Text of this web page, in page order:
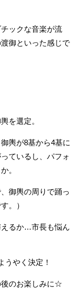
ックな音楽が流
御といった感じで
を選定。
輿が8基から4基に
ているし、パフォ
。
御輿の周りで踊っ
。）
るか…市長も悩ん
やく決定！
のお楽しみに☆